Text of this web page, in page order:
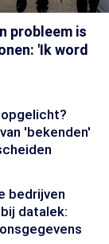
probleem is
'Ik word
'bekenden'
bedrijven
datalek: